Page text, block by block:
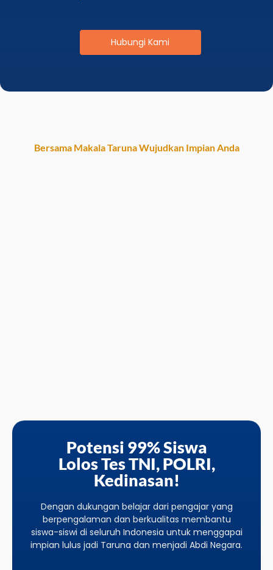
Hubungi Kami
Bersama Makala Taruna Wujudkan Impian Anda
Potensi 99% Siswa
Lolos Tes TNI, POLRI,
Kedinasan!
Dengan dukungan belajar dari pengajar yang
berpengalaman dan berkualitas membantu
siswa-siswi di seluruh Indonesia untuk menggapai
impian lulus jadi Taruna dan menjadi Abdi Negara.